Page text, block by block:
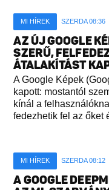
MI HÍREK SZERDA 08:36
AZ ÚJ GOOGLE
SZERŰ,
ÁTALAKÍTÁST
A Google Képek
kapott: mostantól
kínál a
fedezhetik fel az őket
MI HÍREK SZERDA 08:12
A GOOGLE